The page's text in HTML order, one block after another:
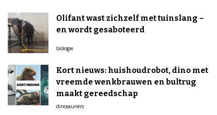
Olifant wast zichzelf met tuinslang –
en wordt gesaboteerd
biologie
Kort nieuws: huishoudrobot, dino met
vreemde wenkbrauwen en bultrug
maakt gereedschap
dinosauriërs